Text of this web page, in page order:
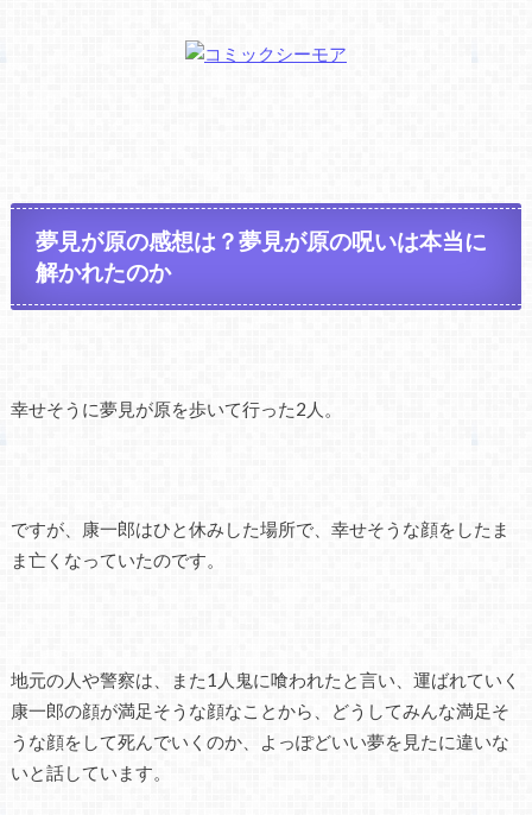
夢見が原の感想は？夢見が原の呪いは本当に
解かれたのか
幸せそうに夢見が原を歩いて行った2人。
ですが、康一郎はひと休みした場所で、幸せそうな顔をしたま
ま亡くなっていたのです。
地元の人や警察は、また1人鬼に喰われたと言い、運ばれていく
康一郎の顔が満足そうな顔なことから、どうしてみんな満足そ
うな顔をして死んでいくのか、よっぽどいい夢を見たに違いな
いと話しています。